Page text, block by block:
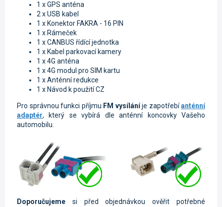
1 x GPS anténa
2 x USB kabel
1 x Konektor FAKRA - 16 PIN
1 x Rámeček
1 x CANBUS řídící jednotka
1 x Kabel parkovací kamery
1 x 4G anténa
1 x 4G modul pro SIM kartu
1 x Anténní redukce
1 x Návod k použití CZ
Pro správnou funkci příjmu FM vysíláníje zapotřebíanténní
adaptér, který se vybírá dle anténní koncovky Vašeho
automobilu.
Doporučujeme
si před objednávkou ověřit potřebné